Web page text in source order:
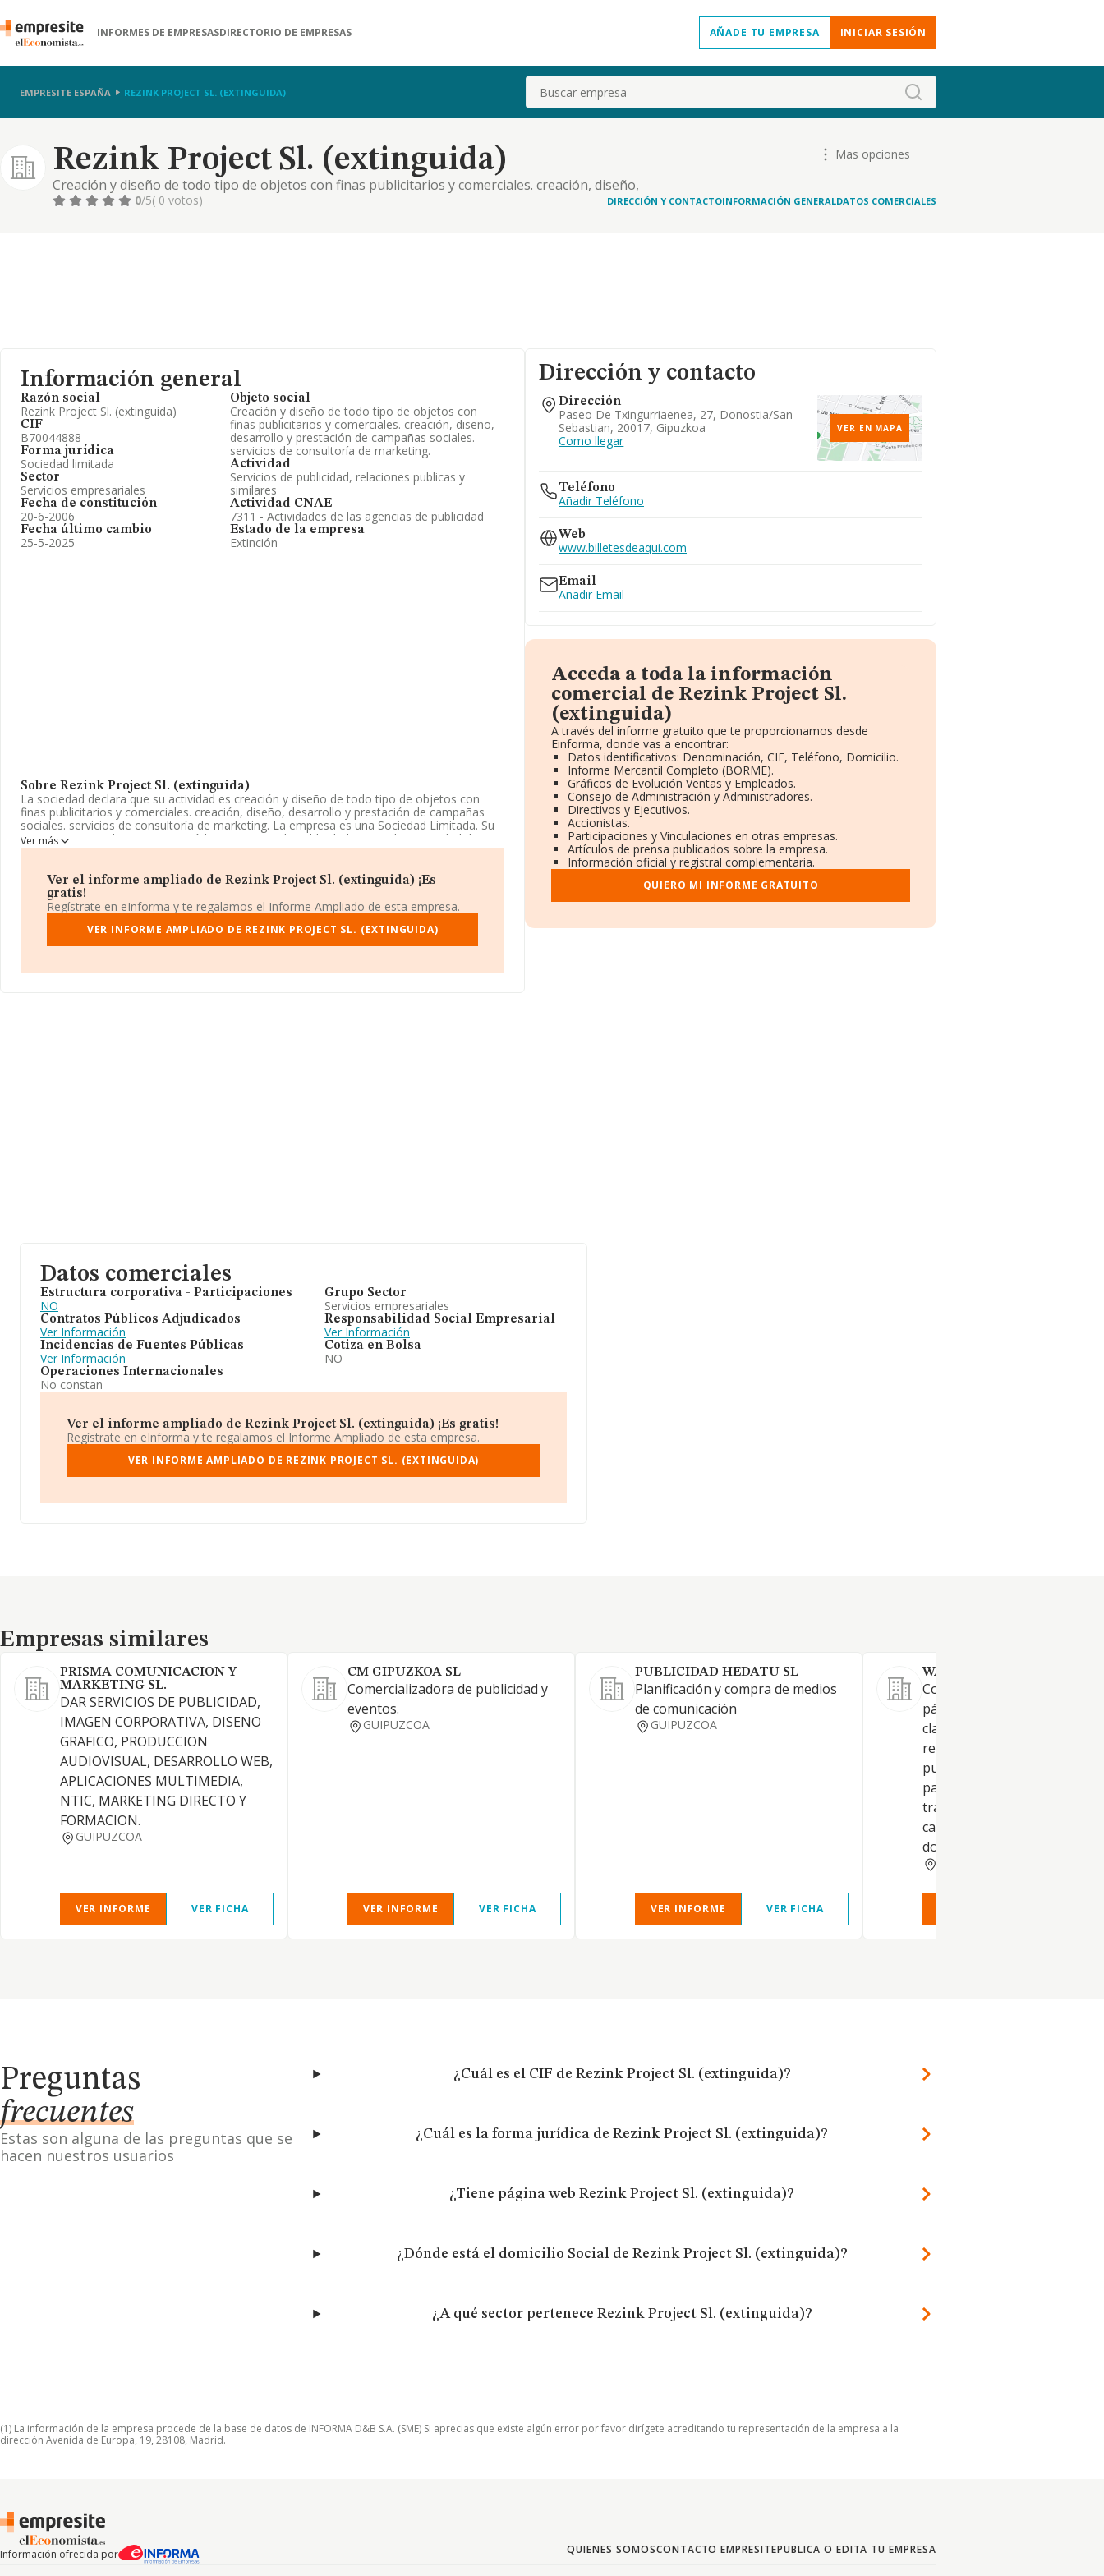
INFORMES DE EMPRESASDIRECTORIO DE EMPRESAS AÑADE TU EMPRESA INICIAR SESIÓN
EMPRESITE ESPAÑA REZINK PROJECT SL. (EXTINGUIDA) Buscar
Rezink Project Sl. (extinguida)
Creación y diseño de todo tipo de objetos con finas publicitarios y comerciales. creación, diseño,
desarrollo y prestación de campañas sociales. servicios de consultoría de marketing.
Mas opciones
0/5( 0 votos) DIRECCIÓN Y CONTACTOINFORMACIÓN GENERALDATOS COMERCIALES
Información general
Razón social
Rezink Project Sl. (extinguida)
CIF
B70044888
Forma jurídica
Sociedad limitada
Sector
Servicios empresariales
Fecha de constitución
20-6-2006
Fecha último cambio
25-5-2025
Objeto social
Creación y diseño de todo tipo de objetos con
finas publicitarios y comerciales. creación, diseño,
desarrollo y prestación de campañas sociales.
servicios de consultoría de marketing.
Actividad
Servicios de publicidad, relaciones publicas y
similares
Actividad CNAE
7311 - Actividades de las agencias de publicidad
Estado de la empresa
Extinción
Sobre Rezink Project Sl. (extinguida)
La sociedad declara que su actividad es creación y diseño de todo tipo de objetos con
finas publicitarios y comerciales. creación, diseño, desarrollo y prestación de campañas
sociales. servicios de consultoría de marketing. La empresa es una Sociedad Limitada. Su
CNAE corresponde a 7311 con código 'Agencias de publicidad'. No realiza actividad de
importación y/o exportación.
Su página web eswww.billetesdeaqui.com.
La sociedad españolaRezink Project S.L. (extinguida), con CIF B70044888, se
encuentra en Paseo De Txingurriaenea núm. 27, (20017), en el municipio de Donostia, en
Guipúzcoa, País Vasco.
facturación en el ámbito nacional alcanza los 18.414 millones de euros y el promedio de la
Ver más
Ver el informe ampliado de Rezink Project Sl. (extinguida) ¡Es
gratis!
Regístrate en eInforma y te regalamos el Informe Ampliado de esta empresa.
VER INFORME AMPLIADO DE REZINK PROJECT SL. (EXTINGUIDA)
Dirección y contacto
Dirección
Paseo De Txingurriaenea, 27, Donostia/san
Sebastian, 20017, Gipuzkoa
Como llegar
VER EN MAPA
Teléfono
Añadir Teléfono
Web
www.billetesdeaqui.com
Email
Añadir Email
Acceda a toda la información
comercial de Rezink Project Sl.
(extinguida)
A través del informe gratuito que te proporcionamos desde
Einforma, donde vas a encontrar:
Datos identificativos: Denominación, CIF, Teléfono, Domicilio.
Informe Mercantil Completo (BORME).
Gráficos de Evolución Ventas y Empleados.
Consejo de Administración y Administradores.
Directivos y Ejecutivos.
Accionistas.
Participaciones y Vinculaciones en otras empresas.
Artículos de prensa publicados sobre la empresa.
Información oficial y registral complementaria.
QUIERO MI INFORME GRATUITO
Datos comerciales
Estructura corporativa - Participaciones
NO
Contratos Públicos Adjudicados
Ver Información
Incidencias de Fuentes Públicas
Ver Información
Operaciones Internacionales
No constan
Grupo Sector
Servicios empresariales
Responsabilidad Social Empresarial
Ver Información
Cotiza en Bolsa
NO
Ver el informe ampliado de Rezink Project Sl. (extinguida) ¡Es gratis!
Regístrate en eInforma y te regalamos el Informe Ampliado de esta empresa.
VER INFORME AMPLIADO DE REZINK PROJECT SL. (EXTINGUIDA)
Empresas similares
Empresas similares
PRISMA COMUNICACION Y
MARKETING SL.
DAR SERVICIOS DE PUBLICIDAD,
IMAGEN CORPORATIVA, DISENO
GRAFICO, PRODUCCION
AUDIOVISUAL, DESARROLLO WEB,
APLICACIONES MULTIMEDIA,
NTIC, MARKETING DIRECTO Y
FORMACION.
GUIPUZCOA
VER INFORME VER FICHA
CM GIPUZKOA SL
Comercializadora de publicidad y
eventos.
GUIPUZCOA
VER INFORME VER FICHA
PUBLICIDAD HEDATU SL
Planificación y compra de medios
de comunicación
GUIPUZCOA
VER INFORME VER FICHA
WAISTY SL.
Comercialización de
página web; venta online de
clase de productos y
reparto de propaganda y
publicidad de todo tipo,
paquetería y pequeña
transporte de mercancías
carretera; entrega de
domicilio; etc.,
Preguntas
frecuentes
Estas son alguna de las preguntas que se
hacen nuestros usuarios
¿Cuál es el CIF de Rezink Project Sl. (extinguida)?
¿Cuál es la forma jurídica de Rezink Project Sl. (extinguida)?
¿Tiene página web Rezink Project Sl. (extinguida)?
¿Dónde está el domicilio Social de Rezink Project Sl. (extinguida)?
¿A qué sector pertenece Rezink Project Sl. (extinguida)?
(1) La información de la empresa procede de la base de datos de INFORMA D&B S.A. (SME) Si aprecias que existe algún error por favor dirígete acreditando tu representación de la empresa a la
dirección Avenida de Europa, 19, 28108, Madrid.
Información ofrecida por QUIENES SOMOSCONTACTO EMPRESITEPUBLICA O EDITA TU EMPRESA